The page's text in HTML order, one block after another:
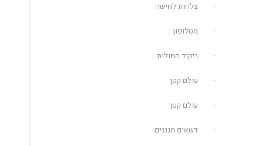
צלחות לחישה
מטלופון
ריקוד החולות
עולם קטן
עולם קטן
דשאים מנגנים